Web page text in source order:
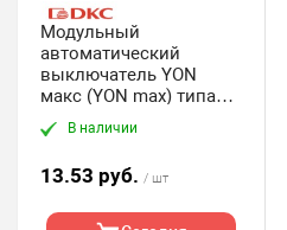
Модульный
автоматический
выключатель YON
макс (YON max) типа
MD63, 2 полюс,хар-ка C,
25А, 4,5кА DKC
В наличии
13.53 руб. / шт